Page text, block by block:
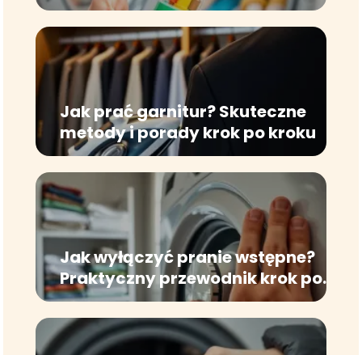
Jak prać garnitur? Skuteczne
metody i porady krok po kroku
Jak wyłączyć pranie wstępne?
Praktyczny przewodnik krok po
kroku